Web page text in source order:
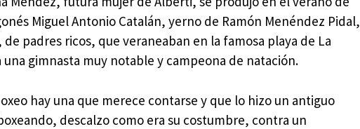
Miguel Antonio Catalán, yerno de Ramón Menéndez Pidal,
padres ricos, que veraneaban en la famosa playa de La
gimnasta muy notable y campeona de natación.
hay una que merece contarse y que lo hizo un antiguo
descalzo como era su costumbre, contra un